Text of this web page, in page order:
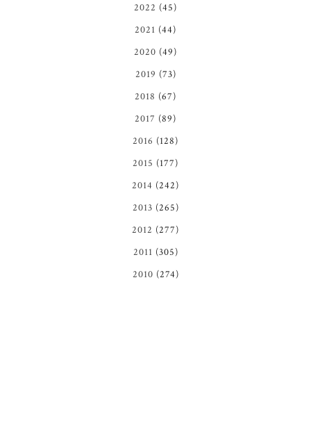
2022 (45)
2021 (44)
2020 (49)
2019 (73)
2018 (67)
2017 (89)
2016 (128)
2015 (177)
2014 (242)
2013 (265)
2012 (277)
2011 (305)
2010 (274)